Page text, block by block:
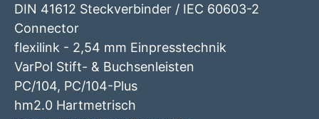
DIN 41612 Steckverbinder / IEC 60603-2
Connector
flexilink - 2,54 mm Einpresstechnik
VarPol Stift- & Buchsenleisten
PC/104, PC/104-Plus
hm2.0 Hartmetrisch